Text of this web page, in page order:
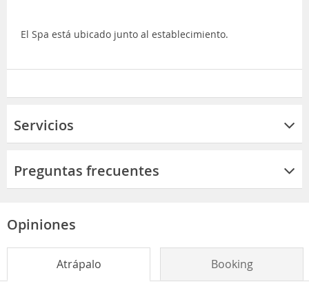
El Spa está ubicado junto al establecimiento.
Servicios
Preguntas frecuentes
Opiniones
Atrápalo Booking